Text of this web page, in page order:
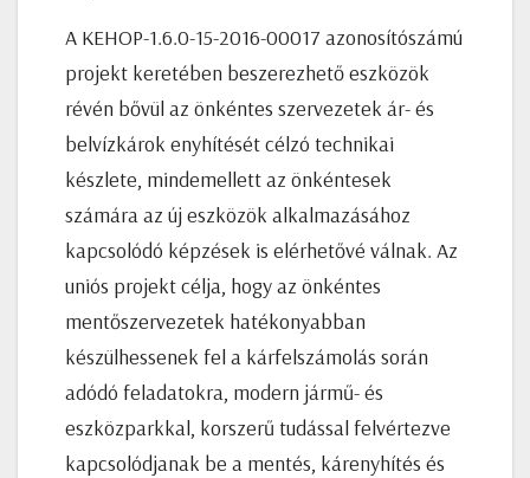
A KEHOP-1.6.0-15-2016-00017 azonosítószámú
projekt keretében beszerezhető eszközök
révén bővül az önkéntes szervezetek ár- és
belvízkárok enyhítését célzó technikai
készlete, mindemellett az önkéntesek
számára az új eszközök alkalmazásához
kapcsolódó képzések is elérhetővé válnak. Az
uniós projekt célja, hogy az önkéntes
mentőszervezetek hatékonyabban
készülhessenek fel a kárfelszámolás során
adódó feladatokra, modern jármű- és
eszközparkkal, korszerű tudással felvértezve
kapcsolódjanak be a mentés, kárenyhítés és